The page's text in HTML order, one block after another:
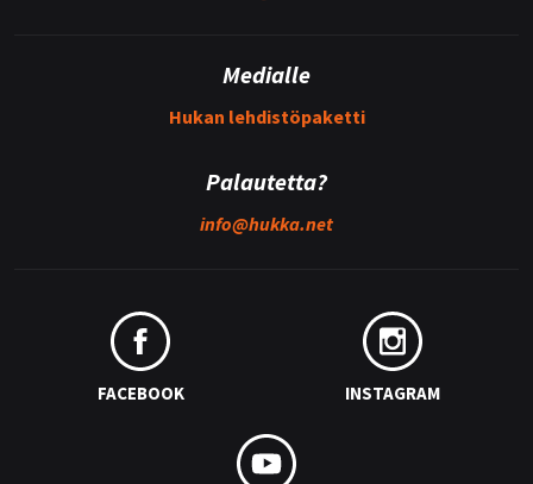
Medialle
Hukan lehdistöpaketti
Palautetta?
info@hukka.net
FACEBOOK INSTAGRAM